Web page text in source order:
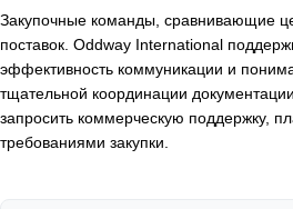
Закупочные команды, сравнивающие
поставок. Oddway International
эффективность коммуникации и
тщательной координации
запросить коммерческую поддержку,
требованиями закупки.